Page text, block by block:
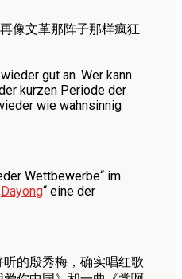
像文革那阵子那样疯狂
gut an. Wer kann
kurzen Periode der
wie wahnsinnig
Wettbewerbe“ im
Dayong“ eine der
的殷秀梅，确实唱红歌